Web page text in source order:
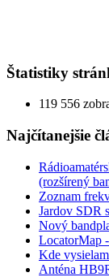
Štatistiky
119 556
Najčítanejšie
(rozšírený
Zoznam
Jardov SDR
Nový
LocatorMap
Kde
Anténa